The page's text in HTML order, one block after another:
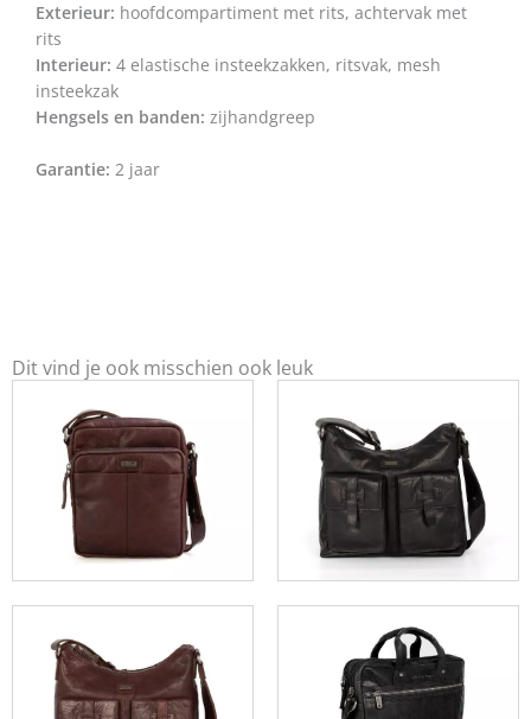
Exterieur: hoofdcompartiment met rits, achtervak met
rits
Interieur: 4 elastische insteekzakken, ritsvak, mesh
insteekzak
Hengsels en banden: zijhandgreep
Garantie: 2 jaar
Dit vind je ook misschien ook leuk